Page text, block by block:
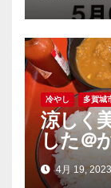
冷やし 多賀城
涼しく
した＠
4月 19, 2023